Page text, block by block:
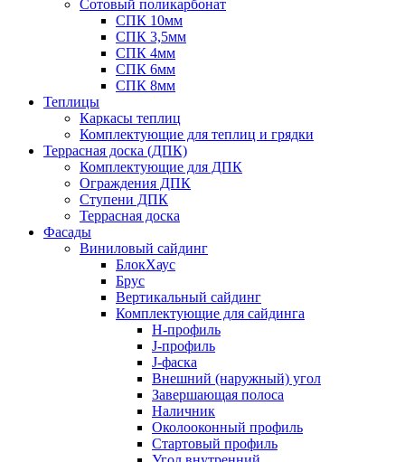
Сотовый поликарбонат
СПК 10мм
СПК 3,5мм
СПК 4мм
СПК 6мм
СПК 8мм
Теплицы
Каркасы теплиц
Комплектующие для теплиц и грядки
Террасная доска (ДПК)
Комплектующие для ДПК
Ограждения ДПК
Ступени ДПК
Террасная доска
Фасады
Виниловый сайдинг
БлокХаус
Брус
Вертикальный сайдинг
Комплектующие для сайдинга
H-профиль
J-профиль
J-фаска
Внешний (наружный) угол
Завершающая полоса
Наличник
Околооконный профиль
Стартовый профиль